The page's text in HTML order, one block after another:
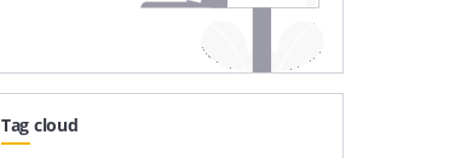
Tag cloud